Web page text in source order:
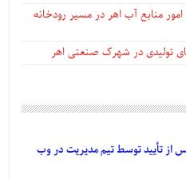
منابع آب اهر در مسیر رودخانه
تولیدی در شهرک صنعتی اهر
ازتأییدتوسط تیم مدیریت در وب